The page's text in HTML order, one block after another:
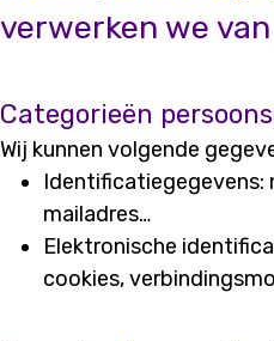
verwerken we
Categorieën
Wij kunnen volgende
Identificatiegegevens:
mailadres…
Elektronische
cookies,